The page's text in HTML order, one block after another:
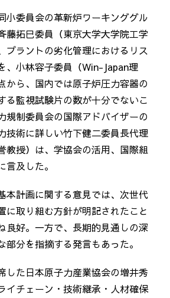
小委員会の革新炉ワーキンググル
藤拓巳委員（東京大学大学院工学
プラントの劣化管理におけるリス
、小林容子委員（Win-Japan理
から、国内では原子炉圧力容器の
る監視試験片の数が十分でないこ
規制委員会の国際アドバイザーの
技術に詳しい竹下健二委員長代理
教授）は、学協会の活用、国際組
及した。
本計画に関する意見では、次世代
に取り組む方針が明記されたこと
良好。一方で、長期的見通しの深
部分を指摘する発言もあった。
した日本原子力産業協会の増井秀
イチェーン・技術継承・人材確保